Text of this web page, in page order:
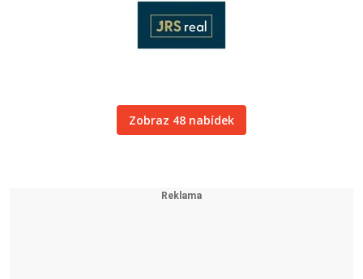
Zobraz 48 nabídek